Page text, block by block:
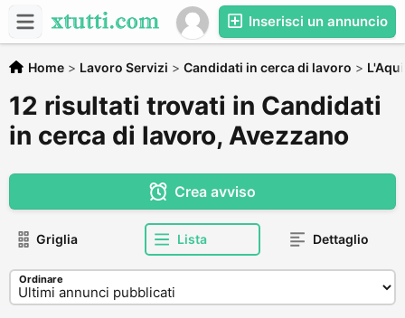
Inserisci un annuncio
Home > Lavoro Servizi > Candidati in cerca di lavoro >
12 risultati trovati in Candidati
in cerca di lavoro, Avezzano
Crea avviso
Griglia Lista Dettaglio
Ordinare